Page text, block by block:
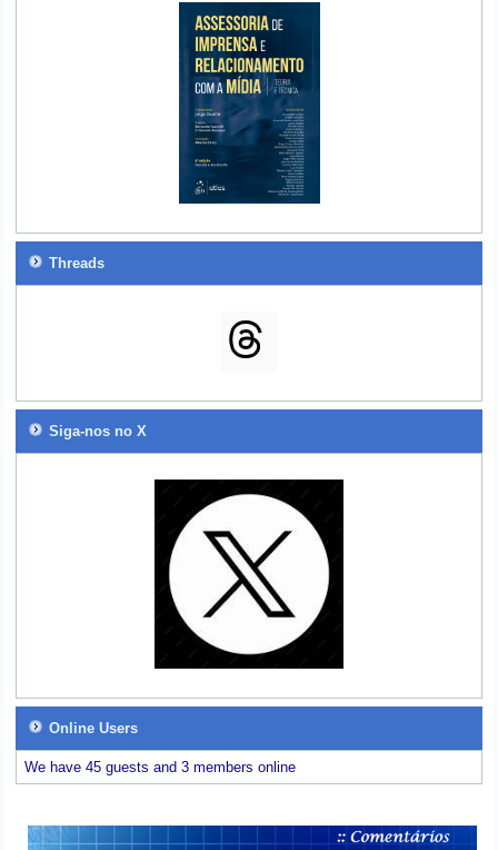
Threads
Siga-nos no X
Online Users
We have 45 guests and 3 members online